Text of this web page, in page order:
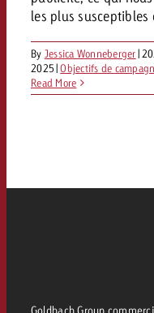
les plus susceptibles
By Jessica Wonneberger|
2025|Objectifs de
Read More
Goldbach Group